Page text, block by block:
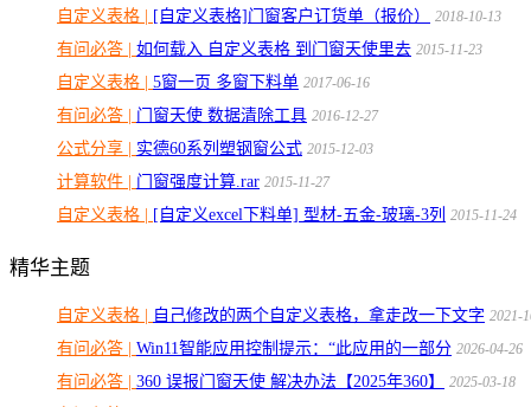
自定义表格 | [自定义表格]门窗客户订货单（报价） 2018-10-13
有问必答 | 如何载入 自定义表格 到门窗天使里去 2015-11-23
自定义表格 | 5窗一页 多窗下料单 2017-06-16
有问必答 | 门窗天使 数据清除工具 2016-12-27
公式分享 | 实德60系列塑钢窗公式 2015-12-03
计算软件 | 门窗强度计算.rar 2015-11-27
自定义表格 | [自定义excel下料单] 型材-五金-玻璃-3列 2015-11-24
精华主题
自定义表格 | 自己修改的两个自定义表格，拿走改一下文字 2021-
有问必答 | Win11智能应用控制提示：“此应用的一部分 2026-04-26
有问必答 | 360 误报门窗天使 解决办法【2025年360】 2025-03-18